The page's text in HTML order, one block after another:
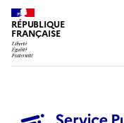
RÉPUBLIQUE
FRANÇAISE